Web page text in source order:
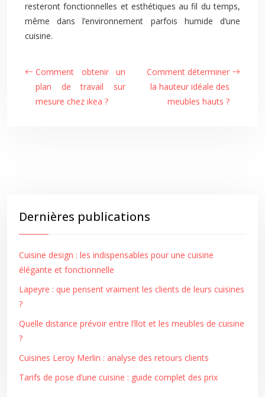
resteront fonctionnelles et esthétiques au fil du temps,
même dans l’environnement parfois humide d’une
cuisine.
Comment obtenir un
plan de travail sur
mesure chez ikea ?
Comment déterminer
la hauteur idéale des
meubles hauts ?
Dernières publications
Cuisine design : les indispensables pour une cuisine
élégante et fonctionnelle
Lapeyre : que pensent vraiment les clients de leurs cuisines
?
Quelle distance prévoir entre l’îlot et les meubles de cuisine
?
Cuisines Leroy Merlin : analyse des retours clients
Tarifs de pose d’une cuisine : guide complet des prix